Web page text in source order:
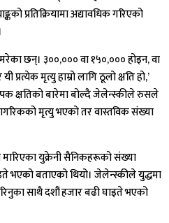
प्रतिक्रियामा अद्यावधिक गरिएको
छन्। ३००,००० वा १५०,००० होइन, वा
मृत्यु हाम्रो लागि ठूलो क्षति हो,’
क्षतिको बारेमा बोल्दै जेलेन्स्कीले रुसले
मृत्यु भएको तर वास्तविक संख्या
युक्रेनी सैनिकहरूको संख्या
भएको बताएको थियो। जेलेन्स्कीले युद्धमा
साथै दशौं हजार बढी घाइते भएको